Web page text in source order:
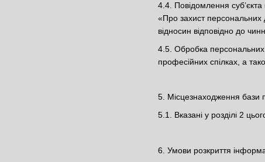
4.4. Повідомлення
«Про захист персональних
відносин відповідно до
4.5. Обробка персональних
професійних спілках, а
5. Місцезнаходження бази
5.1. Вказані у розділі 2
6. Умови розкриття